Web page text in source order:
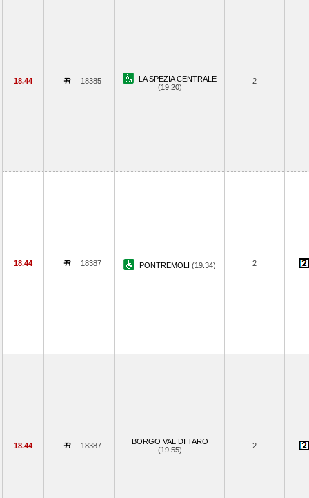
18.44 18385
LA SPEZIA CENTRALE
(19.20)
2
18.44 18387 PONTREMOLI (19.34) 2
18.44 18387
BORGO VAL DI TARO
(19.55)
2